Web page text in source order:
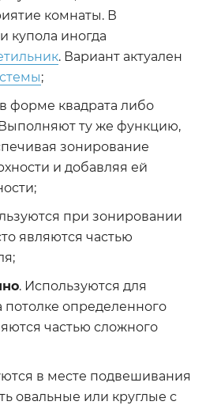
комнаты. В
купола иногда
. Вариант актуален
;
форме квадрата либо
ту же функцию,
зонирование
и добавляя ей
при зонировании
являются частью
. Используются для
определенного
частью сложного
в месте подвешивания
овальные или круглые с